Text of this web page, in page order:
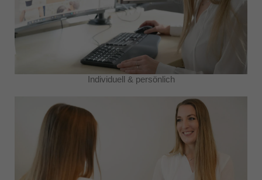
Individuell & persönlich